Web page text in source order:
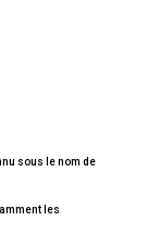
sous le nom de
les